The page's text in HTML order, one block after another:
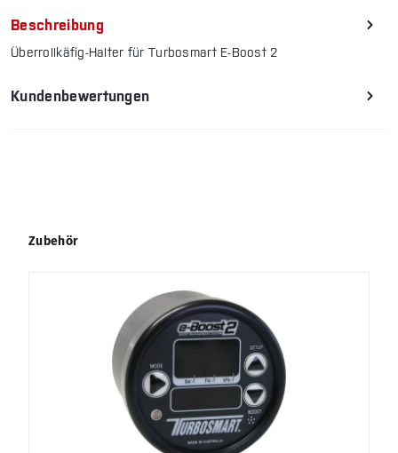
Beschreibung
Überrollkäfig-Halter für Turbosmart E-Boost 2
Kundenbewertungen
Produktgalerie überspringen
Zubehör